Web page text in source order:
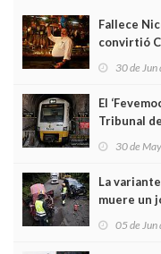
Fallece
convirtió
Asturias
30 de
El
Tribunal
30 de
La
muere un
frontal
05 de